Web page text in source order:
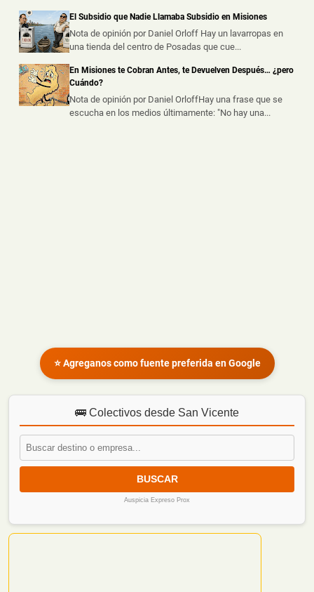
Un Adolescente resultó Lesionado tras Chocar con
una Camioneta en Leandro N. Alem
📅 9 ago 2026
Un adolescente de 15 años resultó lesionado este
sábado por la noche tras protag...
El Subsidio que Nadie Llamaba Subsidio en Misiones
Nota de opinión por Daniel Orloff Hay un lavarropas en
una tienda del centro de Posadas que cue...
En Misiones te Cobran Antes, te Devuelven Después… ¿pero
Cuándo?
Nota de opinión por Daniel OrloffHay una frase que se
escucha en los medios últimamente: "No hay una...
⭐ Agreganos como fuente preferida en Google
🚌 Colectivos desde San Vicente
BUSCAR
Auspicia Expreso Prox